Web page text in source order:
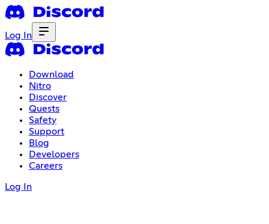
Log In
Download
Nitro
Discover
Quests
Safety
Support
Blog
Developers
Careers
Log In